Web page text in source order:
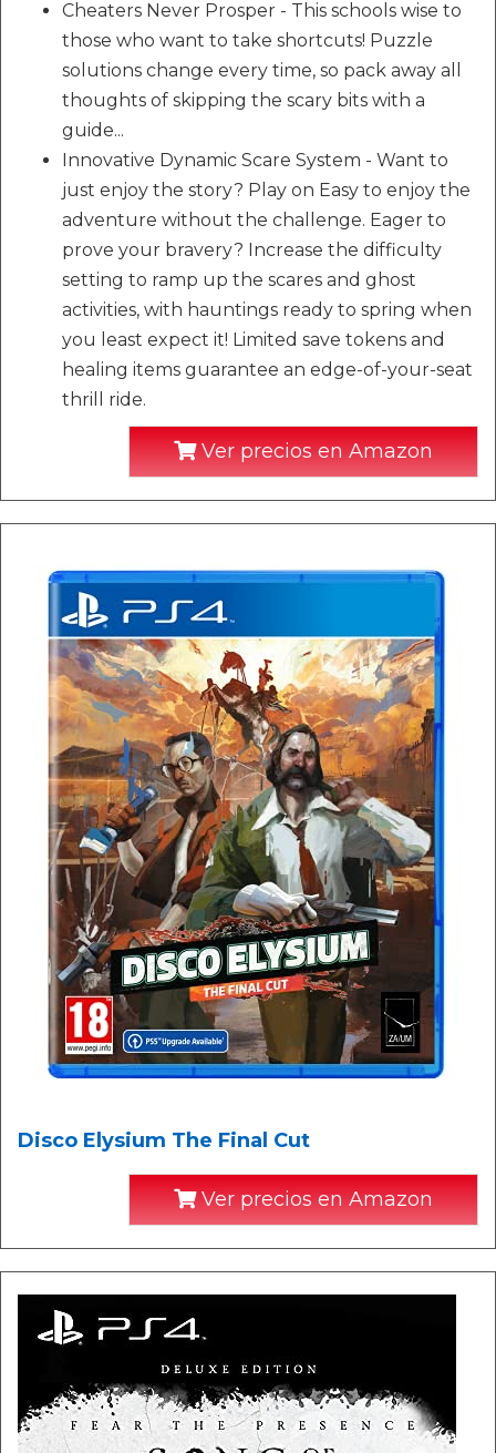
Cheaters Never Prosper - This schools wise to
those who want to take shortcuts! Puzzle
solutions change every time, so pack away all
thoughts of skipping the scary bits with a
guide...
Innovative Dynamic Scare System - Want to
just enjoy the story? Play on Easy to enjoy the
adventure without the challenge. Eager to
prove your bravery? Increase the difficulty
setting to ramp up the scares and ghost
activities, with hauntings ready to spring when
you least expect it! Limited save tokens and
healing items guarantee an edge-of-your-seat
thrill ride.
Ver precios en Amazon
Disco Elysium The Final Cut
Ver precios en Amazon